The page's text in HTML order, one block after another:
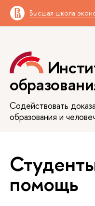
Высшая школа
Содействовать
образования и
помощь